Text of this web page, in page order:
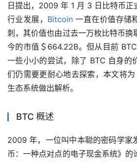
日提出，2009 年 1 月 3 日比特币正
行业发展， Bitcoin 一直在价值存储
刺，其价值也由过去一万枚比特币换
今的市值＄664.22B。但从目前
一些小小的尝试，除了 BTC 自身的
们仍需要更耐心地去探索，本文将
生态系统做出解析。
BTC 概述
2009 年，一位叫中本聪的密码学家
币：一种点对点的电子现金系统》的